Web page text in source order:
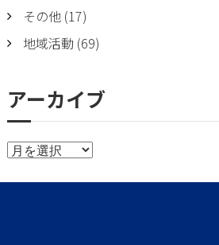
その他(17)
地域活動 (69)
アーカイブ
ア
カ